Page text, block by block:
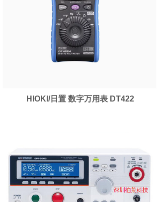
HIOKI/日置 数字万用表 DT422